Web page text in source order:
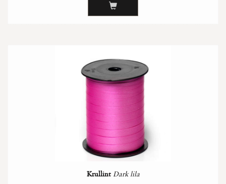
Krullint Dark lila